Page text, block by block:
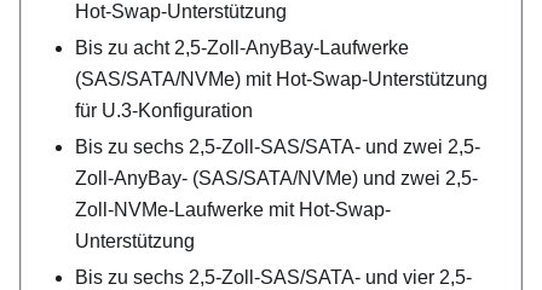
Hot-Swap-Unterstützung
Bis zu acht 2,5-Zoll-AnyBay-Laufwerke
(SAS/SATA/NVMe) mit Hot-Swap-Unterstützung
für U.3-Konfiguration
Bis zu sechs 2,5-Zoll-SAS/SATA‑ und zwei 2,5-
Zoll-AnyBay‑ (SAS/SATA/NVMe) und zwei 2,5-
Zoll-NVMe-Laufwerke mit Hot-Swap-
Unterstützung
Bis zu sechs 2,5-Zoll-SAS/SATA‑ und vier 2,5-